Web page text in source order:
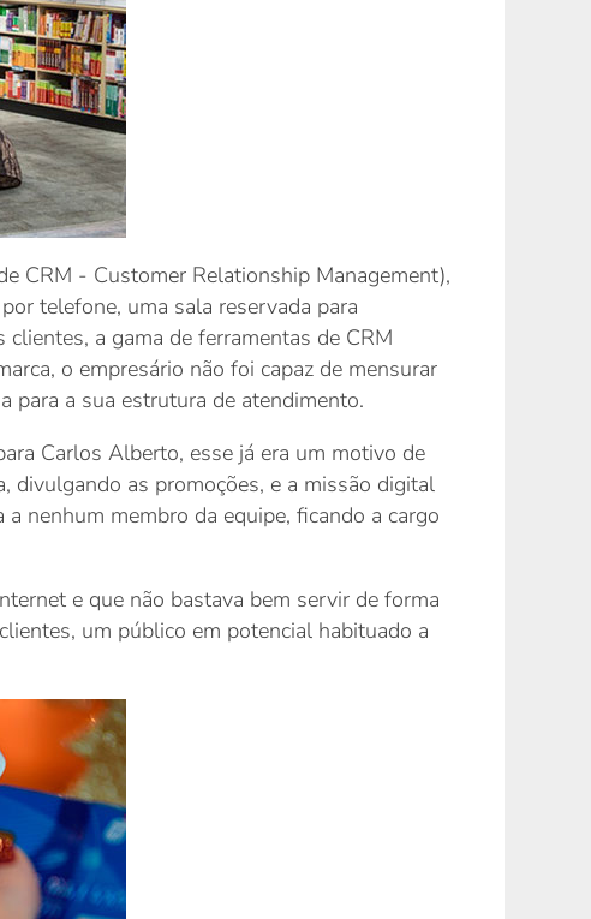
CRM - Customer Relationship Management),
telefone, uma sala reservada para
a gama de ferramentas de CRM
o empresário não foi capaz de mensurar
para a sua estrutura de atendimento.
Carlos Alberto, esse já era um motivo de
divulgando as promoções, e a missão digital
a nenhum membro da equipe, ficando a cargo
e que não bastava bem servir de forma
um público em potencial habituado a